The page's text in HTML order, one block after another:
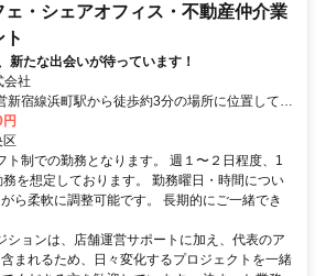
ェ・シェアオフィス・不動産仲介業
新たな出会いが待っています！
会社
アクセ
気軽にお問い合わせください。
区
ト制での勤務となります。 週１〜２日程度、1
を想定しております。 勤務曜日・時間につい
ら柔軟に調整可能です。 長期的にご一緒でき
ションは、店舗運営サポートに加え、代表のア
まれるため、日々変化するプロジェクトを一緒